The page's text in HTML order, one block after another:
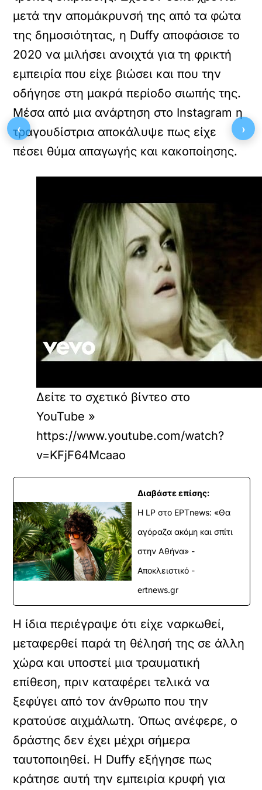
μετά την απομάκρυνσή της από τα φώτα
της δημοσιότητας, η Duffy αποφάσισε το
2020 να μιλήσει ανοιχτά για τη φρικτή
εμπειρία που είχε βιώσει και που την
οδήγησε στη μακρά περίοδο σιωπής της.
Μέσα από μια ανάρτηση στο Instagram η
τραγουδίστρια αποκάλυψε πως είχε
πέσει θύμα απαγωγής και κακοποίησης.
Δείτε το σχετικό βίντεο στο
YouTube »
https://www.youtube.com/watch?
v=KFjF64Mcaao
Διαβάστε επίσης:
Η LP στο EΡΤnews: «Θα
αγόραζα ακόμη και σπίτι
στην Αθήνα» -
Αποκλειστικό -
ertnews.gr
Η ίδια περιέγραψε ότι είχε ναρκωθεί,
μεταφερθεί παρά τη θέλησή της σε άλλη
χώρα και υποστεί μια τραυματική
επίθεση, πριν καταφέρει τελικά να
ξεφύγει από τον άνθρωπο που την
κρατούσε αιχμάλωτη. Όπως ανέφερε, ο
δράστης δεν έχει μέχρι σήμερα
ταυτοποιηθεί. Η Duffy εξήγησε πως
κράτησε αυτή την εμπειρία κρυφή για
‹ ›